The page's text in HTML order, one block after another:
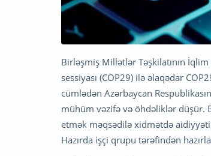
Birləşmiş Millətlər Təşkilatının
sessiyası (COP29) ilə əlaqədar
cümlədən Azərbaycan
mühüm vəzifə və öhdəliklər düşür.
etmək məqsədilə xidmətdə
Hazırda işçi qrupu tərəfindən